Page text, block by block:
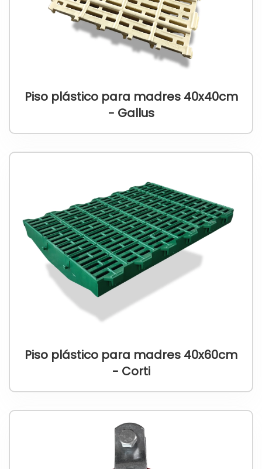
Piso plástico para madres 40x40cm
- Gallus
Piso plástico para madres 40x60cm
- Corti